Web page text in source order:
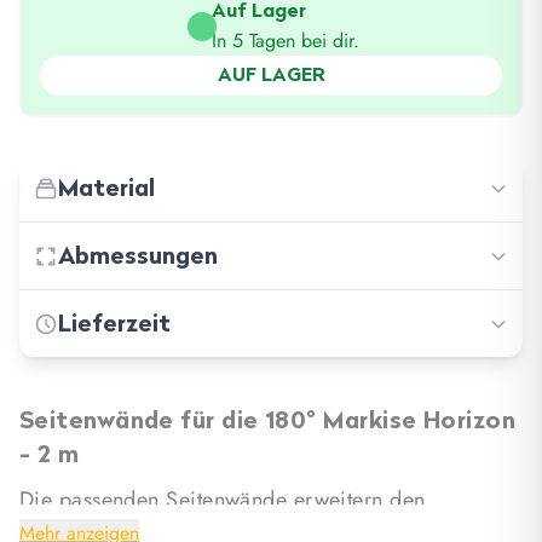
Auf Lager
In 5 Tagen bei dir.
AUF LAGER
Material
−420D Polyester
Abmessungen
−Länge: 51.00 cm
−Höhe: 32.00 cm
−Gewicht: 7.65 kg
Lieferzeit
−Dispatch delivery: 5 days
−Free shipping for many products!
Seitenwände für die 180° Markise Horizon
- 2 m
Die passenden Seitenwände erweitern den
geschützten Bereich rund um die Horntools Horizon
Mehr anzeigen